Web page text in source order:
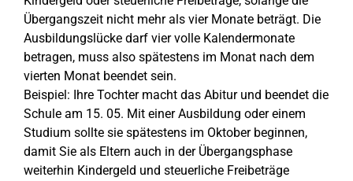
Übergangszeit nicht mehr als vier Monate beträgt. Die
Ausbildungslücke darf vier volle Kalendermonate
betragen, muss also spätestens im Monat nach dem
vierten Monat beendet sein.
Beispiel: Ihre Tochter macht das Abitur und beendet die
Schule am 15. 05. Mit einer Ausbildung oder einem
Studium sollte sie spätestens im Oktober beginnen,
damit Sie als Eltern auch in der Übergangsphase
weiterhin Kindergeld und steuerliche Freibeträge